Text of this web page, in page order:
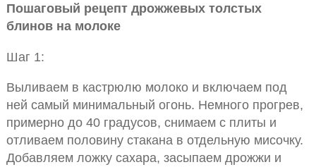
Пошаговый рецепт дрожжевых толстых
блинов на молоке
Шаг 1:
Выливаем в кастрюлю молоко и включаем под
ней самый минимальный огонь. Немного прогрев,
примерно до 40 градусов, снимаем с плиты и
отливаем половину стакана в отдельную мисочку.
Добавляем ложку сахара, засыпаем дрожжи и